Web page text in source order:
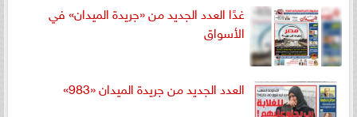
غدًا العدد الجديد من «جريدة الميدان» في
الأسواق
العدد الجديد من جريدة الميدان «983»